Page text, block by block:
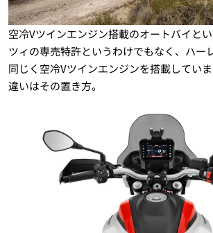
空冷Vツインエンジン搭載のオートバイと
ツィの専売特許というわけでもなく、ハー
同じく空冷Vツインエンジンを搭載してい
違いはその置き方。